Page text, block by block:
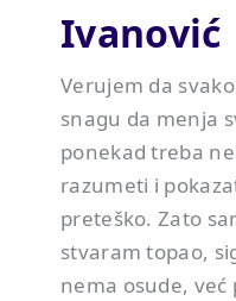
Ivanović
Verujem da
snagu da menja
ponekad treba
razumeti i
preteško. Zato
stvaram topao,
nema osude,